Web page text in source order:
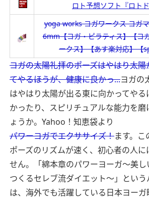
ロト予想ソフト『ロトド
yoga works ヨガワークス ヨガ
6mm【ヨガ・ピラティス】【ヨ
ークス】【あす楽対応】【
ヨガの太陽礼拝のポーズはやはり太
てやるほうが、健康に良かっ...ヨガの
はやはり太陽が出る東に向かってや
かったり、スピリチュアルな能力を
ょうか。 Yahoo！知恵袋より
パワーヨガでエクササイズ！ます。
ポーズのリズムが速く、初心者の人に
せん。「綿本章のパワーヨーガ〜美し
つくるセレブ流ダイエット〜」とい
は、海外でも活躍している日本ヨー